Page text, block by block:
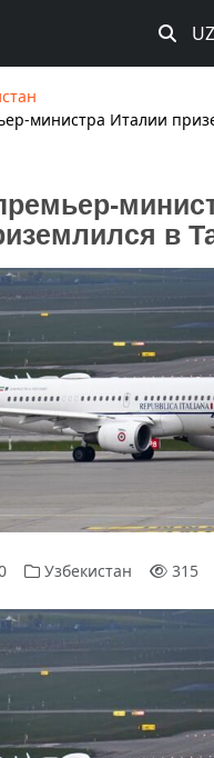
UZ
министра Италии
в
Узбекистан 315